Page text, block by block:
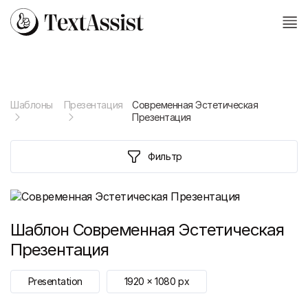
Шаблоны Презентация
Современная Эстетическая
Презентация
Фильтр
Шаблон Современная Эстетическая
Презентация
Presentation 1920 x1080 px